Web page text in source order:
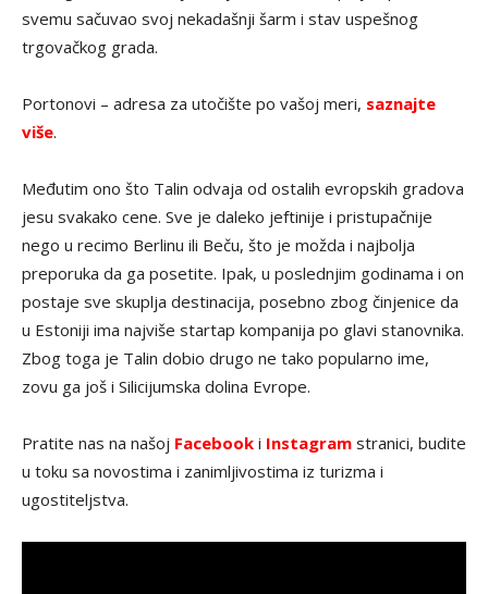
svemu sačuvao svoj nekadašnji šarm i stav uspešnog
trgovačkog grada.
Portonovi – adresa za utočište po vašoj meri, saznajte
više.
Međutim ono što Talin odvaja od ostalih evropskih gradova
jesu svakako cene. Sve je daleko jeftinije i pristupačnije
nego u recimo Berlinu ili Beču, što je možda i najbolja
preporuka da ga posetite. Ipak, u poslednjim godinama i on
postaje sve skuplja destinacija, posebno zbog činjenice da
u Estoniji ima najviše startap kompanija po glavi stanovnika.
Zbog toga je Talin dobio drugo ne tako popularno ime,
zovu ga još i Silicijumska dolina Evrope.
Pratite nas na našoj Facebook i Instagram stranici, budite
u toku sa novostima i zanimljivostima iz turizma i
ugostiteljstva.